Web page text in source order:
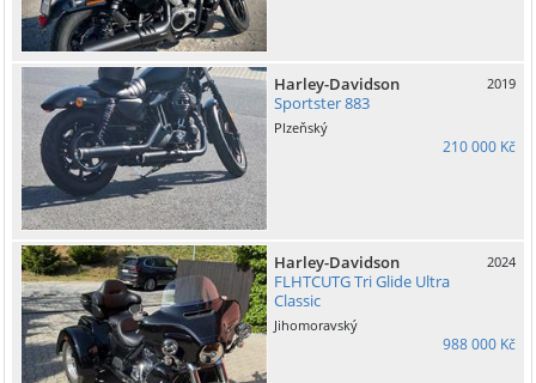
Harley-Davidson
Sportster 883
2019
Plzeňský
210 000 Kč
Harley-Davidson
FLHTCUTG Tri Glide Ultra
Classic
2024
Jihomoravský
988 000 Kč